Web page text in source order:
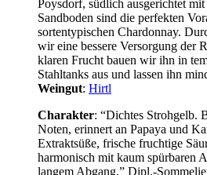
Poysdorf, südlich ausgerichtet
Sandboden sind die perfekten
sortentypischen Chardonnay.
wir eine bessere Versorgung der
klaren Frucht bauen wir ihn in
Stahltanks aus und lassen ihn
Weingut: Hirtl
Charakter: “Dichtes Strohgelb.
Noten, erinnert an Papaya und
Extraktsüße, frische fruchtige
harmonisch mit kaum spürbaren
langem Abgang,” Dipl.-